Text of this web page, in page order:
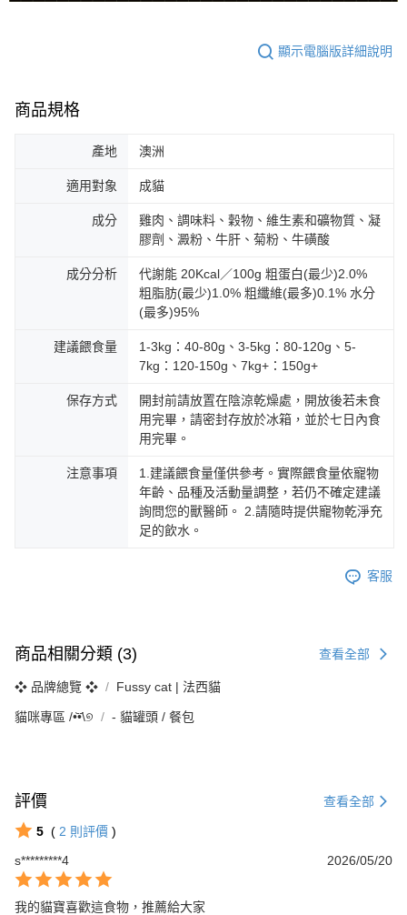
顯示電腦版詳細說明
商品規格
產地 澳洲
適用對象 成貓
成分
雞肉、調味料、穀物、維生素和礦物質、凝
膠劑、澱粉、牛肝、菊粉、牛磺酸
成分分析
代謝能 20Kcal／100g 粗蛋白(最少)2.0%
粗脂肪(最少)1.0% 粗纖維(最多)0.1% 水分
(最多)95%
建議餵食量
1-3kg：40-80g、3-5kg：80-120g、5-
7kg：120-150g、7kg+：150g+
保存方式
開封前請放置在陰涼乾燥處，開放後若未食
用完畢，請密封存放於冰箱，並於七日內食
用完畢。
注意事項
1.建議餵食量僅供參考。實際餵食量依寵物
年齡、品種及活動量調整，若仍不確定建議
詢問您的獸醫師。 2.請隨時提供寵物乾淨充
足的飲水。
客服
商品相關分類 (3) 查看全部
❖ 品牌總覽 ❖ Fussy cat | 法西貓
貓咪專區 /•᷅‎‎•᷄\୭ ‐ 貓罐頭 / 餐包
評價 查看全部
5 ( 2 則評價 )
s*********4
2026/05/20
我的貓寶喜歡這食物，推薦給大家